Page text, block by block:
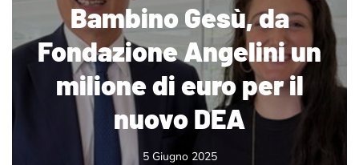
Bambino Gesù, da
Fondazione Angelini un
milione di euro per il
nuovo DEA
5 Giugno 2025